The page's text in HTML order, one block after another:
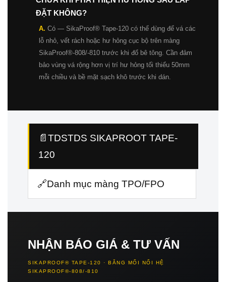
ĐẶT KHÔNG?
A. Có — SikaProof® Tape-120 có thể dùng để vá các
lỗ nhỏ, vết rách hoặc hư hỏng cục bộ trên màng
SikaProof®-808/-810 trước khi đổ bê tông. Cần đảm
bảo vùng vá rộng hơn vị trí hư hỏng tối thiểu 50mm
mỗi chiều và bề mặt sạch khô trước khi dán.
📄TDSTDS SIKAPROOT TAPE-
120
🔗Danh mục màng TPO/FPO
NHẬN BÁO GIÁ & TƯ VẤN
SIKAPROOF® TAPE-120 · BĂNG MỐI NỐI HỆ
SIKAPROOF®-808/-810